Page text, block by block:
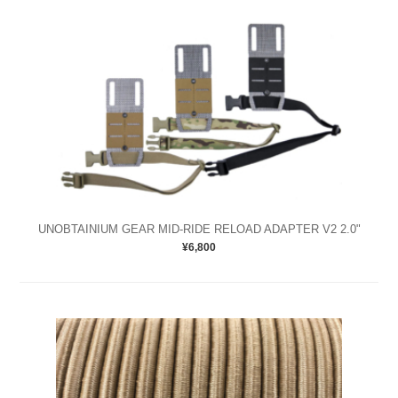
UNOBTAINIUM GEAR MID-RIDE RELOAD ADAPTER V2 2.0"
¥6,800